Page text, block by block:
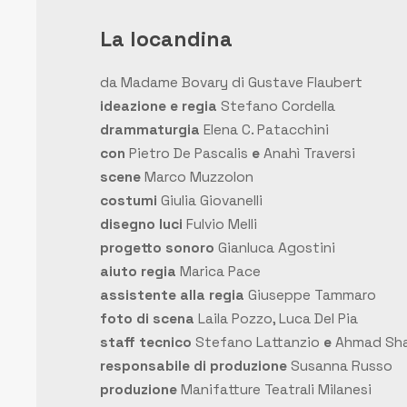
La locandina
da Madame Bovary di Gustave Flaubert
ideazione e regia Stefano Cordella
drammaturgia Elena C. Patacchini
con Pietro De Pascalis eAnahì Traversi
scene Marco Muzzolon
costumi Giulia Giovanelli
disegno luci Fulvio Melli
progetto sonoro Gianluca Agostini
aiuto regia Marica Pace
assistente alla regia Giuseppe Tammaro
foto di scena Laila Pozzo, Luca Del Pia
staff tecnico Stefano Lattanzio eAhmad
responsabile di produzioneSusanna Russo
produzione Manifatture Teatrali Milanesi